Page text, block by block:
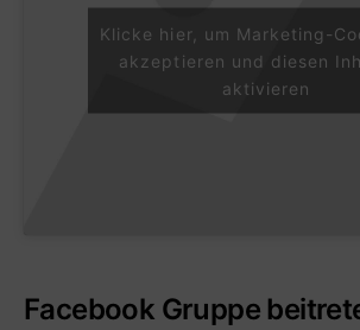
Klicke hier, um Marketing-
akzeptieren und diesen
aktivieren
Facebook Gruppe